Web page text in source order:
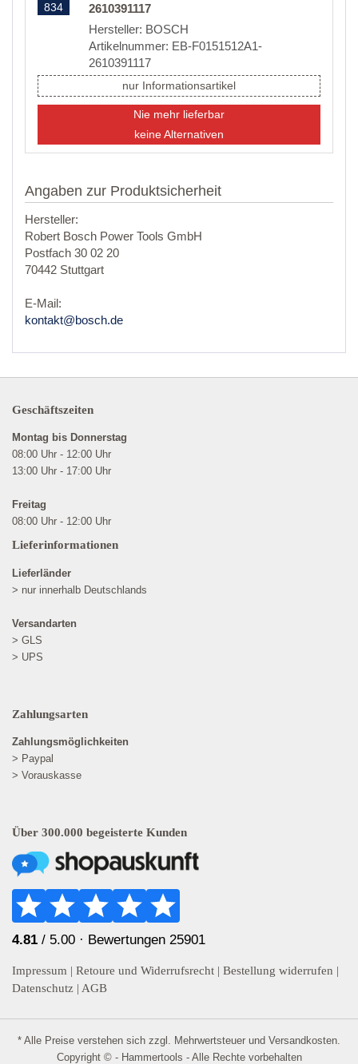
834
2610391117
Hersteller: BOSCH
Artikelnummer: EB-F0151512A1-
2610391117
nur Informationsartikel
Nie mehr lieferbar
keine Alternativen
Angaben zur Produktsicherheit
Hersteller:
Robert Bosch Power Tools GmbH
Postfach 30 02 20
70442 Stuttgart
E-Mail:
kontakt@bosch.de
Geschäftszeiten
Montag bis Donnerstag
08:00 Uhr - 12:00 Uhr
13:00 Uhr - 17:00 Uhr
Freitag
08:00 Uhr - 12:00 Uhr
Lieferinformationen
Lieferländer
> nur innerhalb Deutschlands
Versandarten
> GLS
> UPS
Zahlungsarten
Zahlungsmöglichkeiten
> Paypal
> Vorauskasse
Über 300.000 begeisterte Kunden
4.81 / 5.00 · Bewertungen 25901
Impressum | Retoure und Widerrufsrecht | Bestellung widerrufen |
Datenschutz | AGB
* Alle Preise verstehen sich zzgl. Mehrwertsteuer und Versandkosten
Copyright © - Hammertools - Alle Rechte vorbehalten